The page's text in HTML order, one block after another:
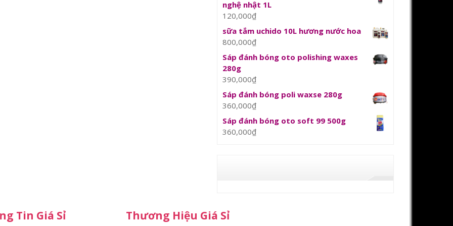
nghệ nhật 1L
120,000₫
sữa tắm uchido 10L hương nước hoa
800,000₫
Sáp đánh bóng oto polishing waxes
280g
390,000₫
Sáp đánh bóng poli waxse 280g
360,000₫
Sáp đánh bóng oto soft 99 500g
360,000₫
Tin Giá Sỉ Thương Hiệu Giá Sỉ